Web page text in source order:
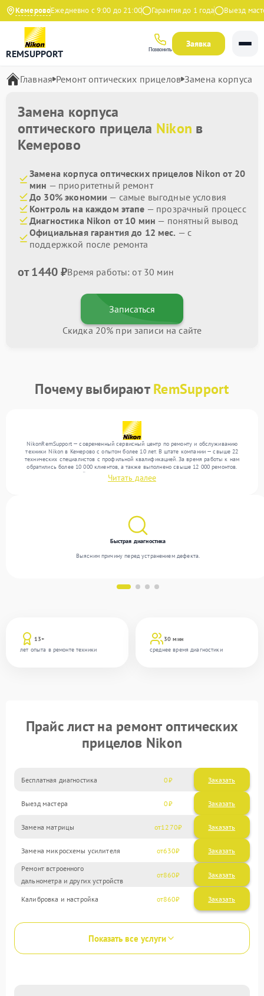
Кемерово
Яндекс Ежедневно с 9:00 до 21:00 Гарантия до 1 года Выезд
REMSUPPORT Позвонить
Заявка
Главная Ремонт оптических прицелов Замена корпуса
Замена корпуса
оптического прицела Nikon в
Кемерово
Замена корпуса оптических прицелов Nikon от 20
мин — приоритетный ремонт
До 30% экономии — самые выгодные условия
Контроль на каждом этапе — прозрачный процесс
Диагностика Nikon от 10 мин — понятный вывод
Официальная гарантия до 12 мес. — с
поддержкой после ремонта
от 1440 ₽Время работы: от 30 мин
Записаться
Скидка 20% при записи на сайте
Почему выбираютRemSupport
NikonRemSupport — современный сервисный центр по ремонту и обслуживанию
техники Nikon в Кемерово с опытом более 10 лет. В штате компании — свыше 22
технических специалистов с профильной квалификацией. За время работы к нам
обратились более 10 000 клиентов, а также выполнено свыше 12 000 ремонтов.
Ежемесячно в сервисный центр поступает свыше 300 единиц техники, включая , , . Мы
работаем с широким спектром неисправностей и предлагаем стабильный уровень
Читать далее
13+
лет опыта в ремонте техники
30 мин
среднее время диагностики
Быстрая диагностика
Выясним причину перед устранением дефекта.
Прайс лист на ремонт оптических
прицелов Nikon
Бесплатная диагностика 0 Заказать
Выезд мастера 0 Заказать
Замена матрицы 1270
Замена микросхемы усилителя 630
Ремонт встроенного
дальнометра и других устройств
860
Калибровка и настройка 860
Показать все услуги